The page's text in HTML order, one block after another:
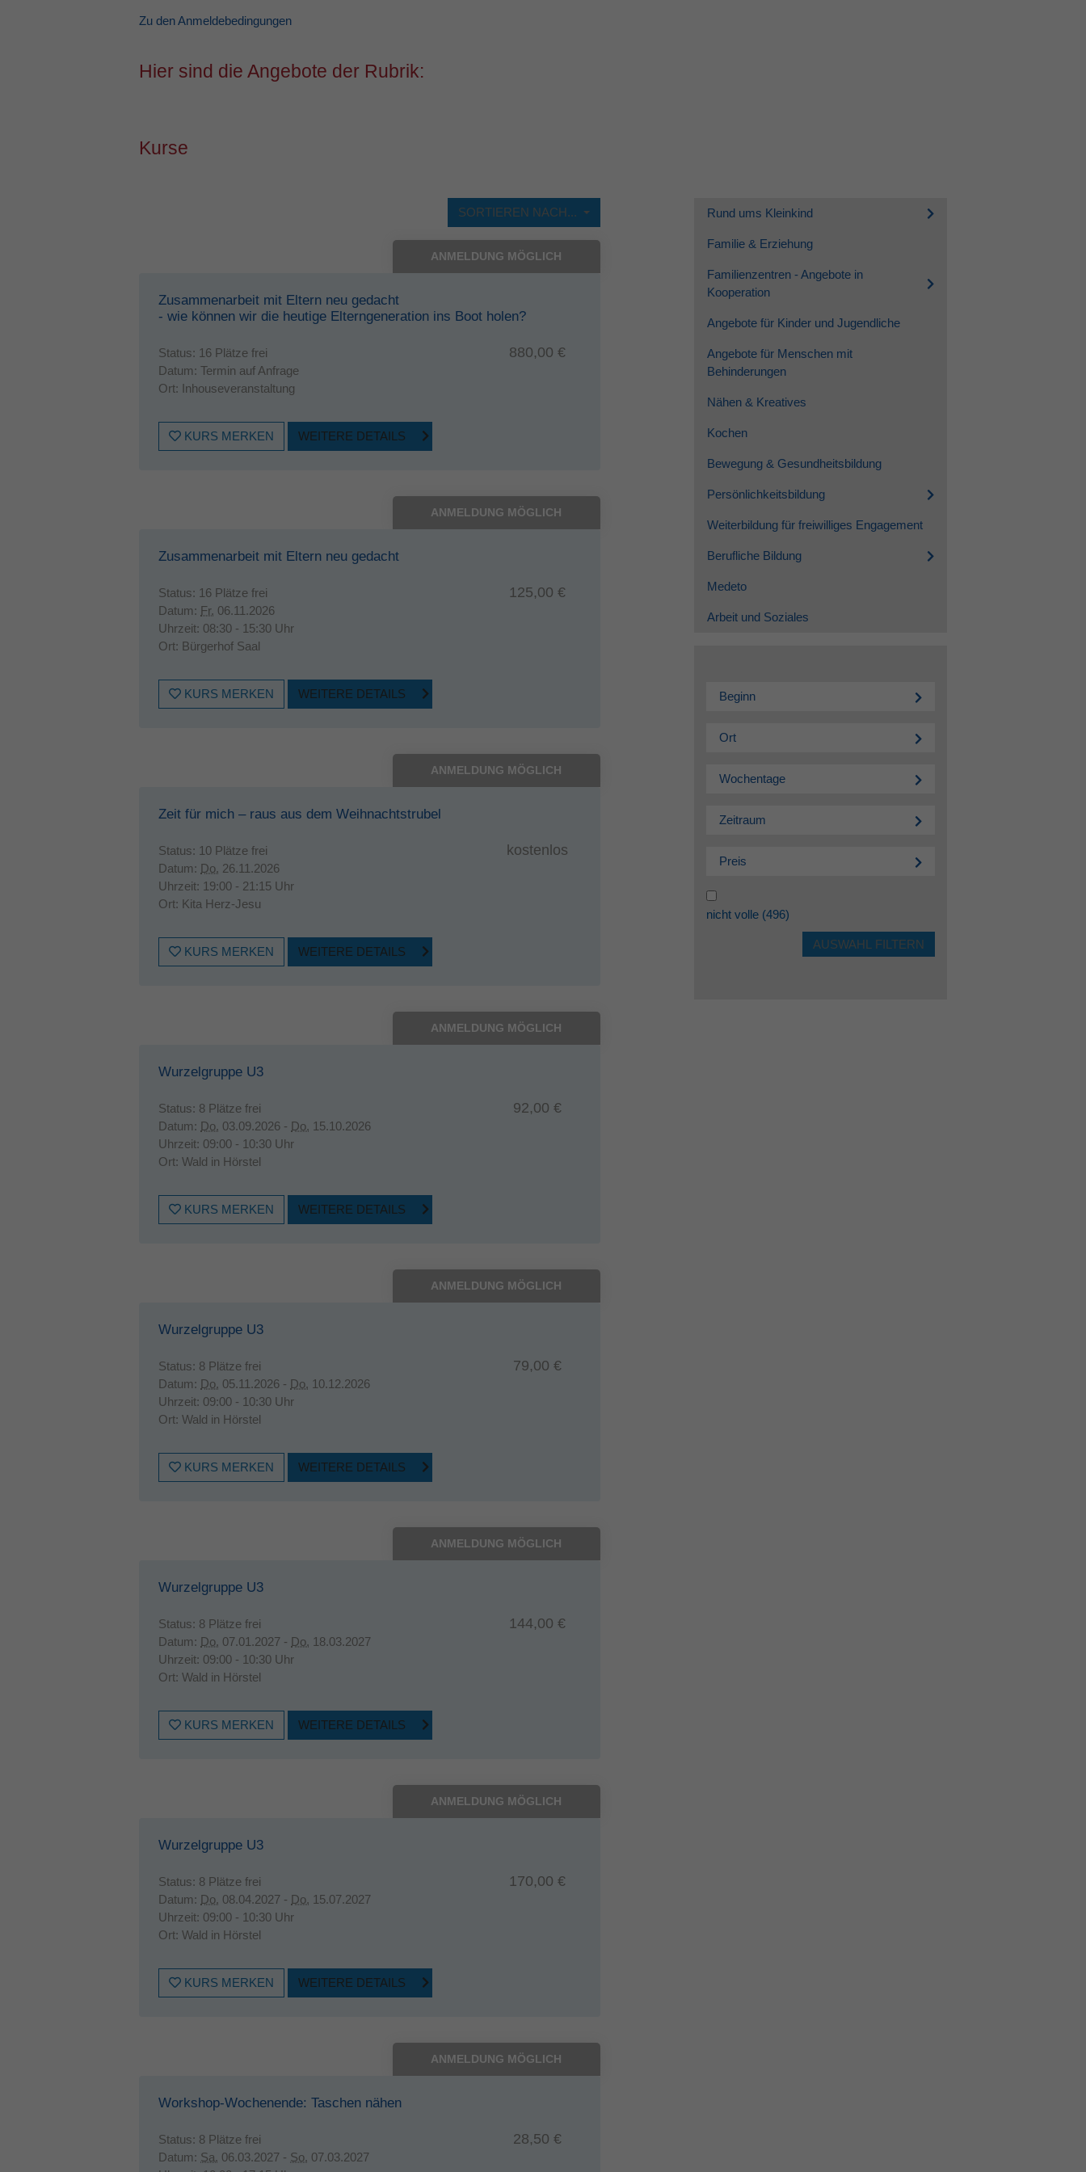
Zu den Anmeldebedingungen
Hier sind die Angebote der Rubrik:
Kurse
SORTIEREN NACH...
ANMELDUNG MÖGLICH
Zusammenarbeit mit Eltern neu gedacht
- wie können wir die heutige Elterngeneration ins Boot holen?
Status: 16 Plätze frei
Datum: Termin auf Anfrage
Ort: Inhouseveranstaltung
880,00 €
KURS MERKEN WEITERE DETAILS
ANMELDUNG MÖGLICH
Zusammenarbeit mit Eltern neu gedacht
Status: 16 Plätze frei
Datum: Fr. 06.11.2026
Uhrzeit: 08:30 - 15:30 Uhr
Ort: Bürgerhof Saal
125,00 €
KURS MERKEN WEITERE DETAILS
ANMELDUNG MÖGLICH
Zeit für mich – raus aus dem Weihnachtstrubel
Status: 10 Plätze frei
Datum: Do. 26.11.2026
Uhrzeit: 19:00 - 21:15 Uhr
Ort: Kita Herz-Jesu
kostenlos
KURS MERKEN WEITERE DETAILS
ANMELDUNG MÖGLICH
Wurzelgruppe U3
Status: 8 Plätze frei
Datum: Do. 03.09.2026 - Do. 15.10.2026
Uhrzeit: 09:00 - 10:30 Uhr
Ort: Wald in Hörstel
92,00 €
KURS MERKEN WEITERE DETAILS
ANMELDUNG MÖGLICH
Wurzelgruppe U3
Status: 8 Plätze frei
Datum: Do. 05.11.2026 - Do. 10.12.2026
Uhrzeit: 09:00 - 10:30 Uhr
Ort: Wald in Hörstel
79,00 €
KURS MERKEN WEITERE DETAILS
ANMELDUNG MÖGLICH
Wurzelgruppe U3
Status: 8 Plätze frei
Datum: Do. 07.01.2027 - Do. 18.03.2027
Uhrzeit: 09:00 - 10:30 Uhr
Ort: Wald in Hörstel
144,00 €
KURS MERKEN WEITERE DETAILS
ANMELDUNG MÖGLICH
Wurzelgruppe U3
Status: 8 Plätze frei
Datum: Do. 08.04.2027 - Do. 15.07.2027
Uhrzeit: 09:00 - 10:30 Uhr
Ort: Wald in Hörstel
170,00 €
KURS MERKEN WEITERE DETAILS
ANMELDUNG MÖGLICH
Workshop-Wochenende: Taschen nähen
Status: 8 Plätze frei
Datum: Sa. 06.03.2027 - So. 07.03.2027
28,50 €
Rund ums Kleinkind
Familie & Erziehung
Familienzentren - Angebote in
Kooperation
Angebote für Kinder und Jugendliche
Angebote für Menschen mit
Behinderungen
Nähen & Kreatives
Kochen
Bewegung & Gesundheitsbildung
Persönlichkeitsbildung
Weiterbildung für freiwilliges Engagement
Berufliche Bildung
Medeto
Arbeit und Soziales
Beginn
Ort
Wochentage
Zeitraum
Preis
nicht volle(496)